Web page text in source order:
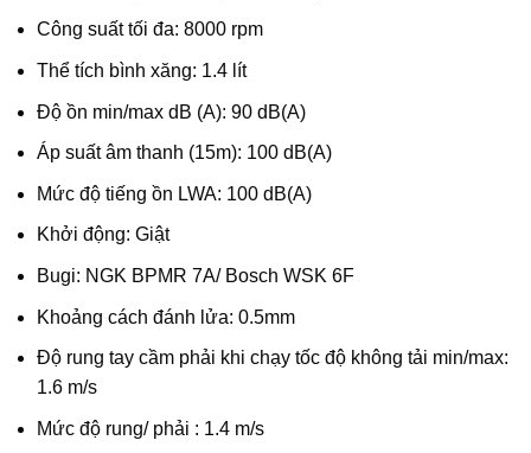
Công suất tối đa: 8000 rpm
Thể tích bình xăng: 1.4 lít
Độ ồn min/max dB (A): 90 dB(A)
Áp suất âm thanh (15m): 100 dB(A)
Mức độ tiếng ồn LWA: 100 dB(A)
Khởi động: Giật
Bugi: NGK BPMR 7A/ Bosch WSK 6F
Khoảng cách đánh lửa: 0.5mm
Độ rung tay cầm phải khi chạy tốc độ không tải min/max:
1.6 m/s
Mức độ rung/ phải : 1.4 m/s